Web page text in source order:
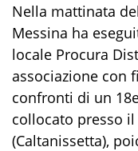
Nella mattinata
Messina ha
locale Procura
associazione con
confronti di un
collocato presso il
(Caltanissetta),